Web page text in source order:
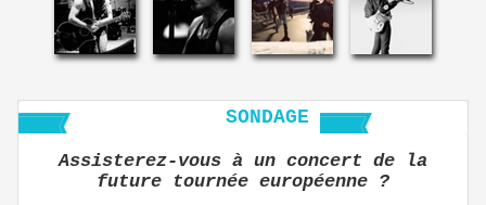
SONDAGE
Assisterez-vous à un concert de la
future tournée européenne ?